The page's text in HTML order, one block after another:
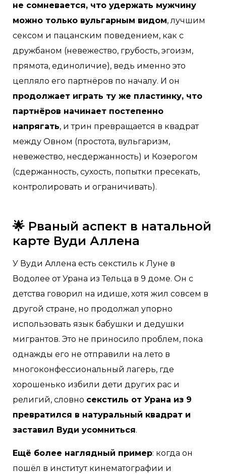
не сомневается, что удержать мужчину
можно только вульгарным видом, лучшим
сексом и пацанским поведением, как с
дружбаном (невежество, грубость, эгоизм,
прямота, единоличие), ведь именно это
цепляло его партнёров по началу. И он
продолжает играть ту же пластинку, что
партнёров начинает постепенно
напрягать, и трин превращается в квадрат
между Овном (простота, вульгаризм,
невежество, несдержанность) и Козерогом
(сдержанность, сухость, попытки пресекать,
контролировать и ограничивать).
🌟 Рваный аспект в натальной
карте Вуди Аллена
У Вуди Аллена есть секстиль к Луне в
Водолее от Урана из Тельца в 9 доме. Он с
детства говорил на идише, хотя жил совсем в
другой стране, но продолжал упорно
использовать язык бабушки и дедушки
мигрантов. Это не приносило проблем, пока
однажды его не отправили на лето в
многоконфессиональный лагерь, где
хорошенько избили дети других рас и
религий, словно секстиль от Урана из 9
превратился в натуральный квадрат и
заставил Вуди усомниться.
Ещё более наглядный пример: когда он
пошёл в институт кинематографии и